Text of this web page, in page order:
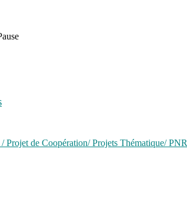
Projet de Coopération/ Projets Thématique/ PNR